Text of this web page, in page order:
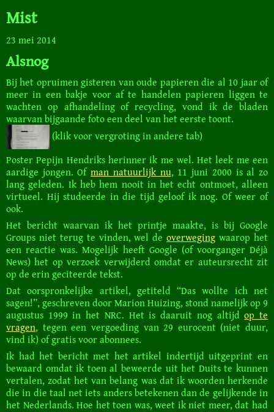
Mist
23 mei 2014
Alsnog
Bij het opruimen gisteren van oude papieren die al 10 jaar of
meer in een bakje voor af te handelen papieren liggen te
wachten op afhandeling of recycling, vond ik de bladen
waarvan bijgaande foto een deel van het eerste toont.
(klik voor vergroting in andere tab)
Poster Pepijn Hendriks herinner ik me wel. Het leek me een
aardige jongen. Ofman natuurlijk nu, 11 juni 2000 is al zo
lang geleden. Ik heb hem nooit in het echt ontmoet, alleen
virtueel. Hij studeerde in die tijd geloof ik nog. Of weer of
ook.
Het bericht waarvan ik het printje maakte, is bij Google
Groups niet terug te vinden, wel deoverweging waarop het
een reactie was. Mogelijk heeft Google (of voorganger Déjà
News) het op verzoek verwijderd omdat er auteursrecht zit
op de erin geciteerde tekst.
Dat oorspronkelijke artikel, getiteld “Das wollte ich net
sagen!”, geschreven door Marion Huizing, stond namelijk op 9
augustus 1999 in het NRC. Het is daaruit nog altijdop te
vragen, tegen een vergoeding van 29 eurocent (niet duur,
vind ik) of gratis voor abonnees.
Ik had het bericht met het artikel indertijd uitgeprint en
bewaard omdat ik toen al beweerde uit het Duits te kunnen
vertalen, zodat het van belang was dat ik woorden herkende
die in die taal net iets anders betekenen dan de gelijkende in
het Nederlands. Hoe het toen was, weet ik niet meer, dat had